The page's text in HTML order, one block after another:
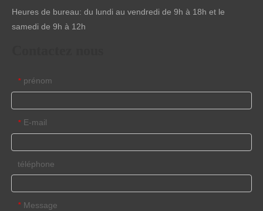
Heures de bureau: du lundi au vendredi de 9h à 18h et le
samedi de 9h à 12h
* prénom
* E-mail
téléphone
* Message